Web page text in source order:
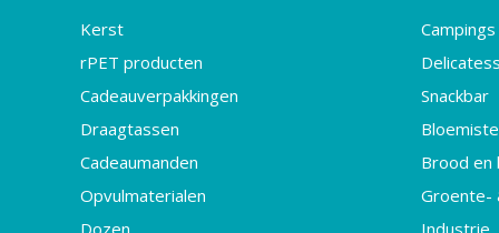
Kerst
rPET producten
Cadeauverpakkingen
Draagtassen
Cadeaumanden
Opvulmaterialen
Dozen
Campings
Snackbar
Brood en
Groente-
Industrie